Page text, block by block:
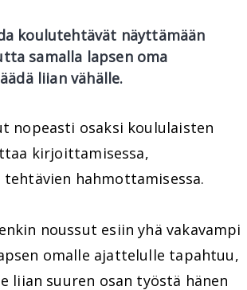
koulutehtävät näyttämään
samalla lapsen oma
liian vähälle.
nopeasti osaksi koululaisten
kirjoittamisessa,
tehtävien hahmottamisessa.
noussut esiin yhä vakavampi
omalle ajattelulle tapahtuu,
liian suuren osan työstä hänen